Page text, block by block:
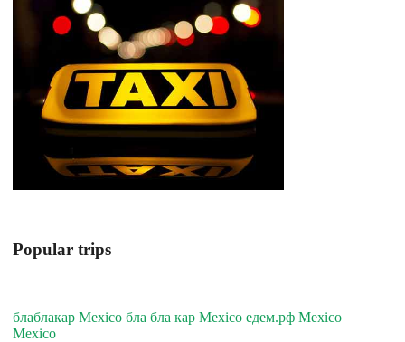
Popular trips
блаблакар Mexico бла бла кар Mexico едем.рф Mexico
Mexico